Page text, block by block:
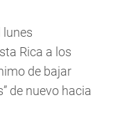
lunes
Rica a los
de bajar
de nuevo hacia